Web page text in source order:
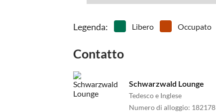
Legenda: Libero Occupato
Contatto
Schwarzwald Lounge
Tedesco e Inglese
Numero di alloggio: 182178